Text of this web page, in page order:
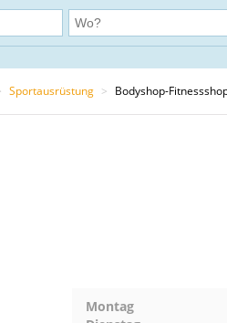
Sportausrüstung > Bodyshop-
Montag